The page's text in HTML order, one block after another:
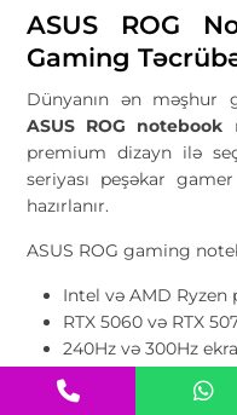
ASUS ROG
Gaming
Dünyanın ən məşhur
ASUS ROG notebook
premium dizayn ilə
seriyası peşəkar
hazırlanır.
ASUS ROG gaming
Intel və AMD Ryzen
RTX 5060 və RTX
240Hz və 300Hz
RGB klaviatura
Effektiv soyutma